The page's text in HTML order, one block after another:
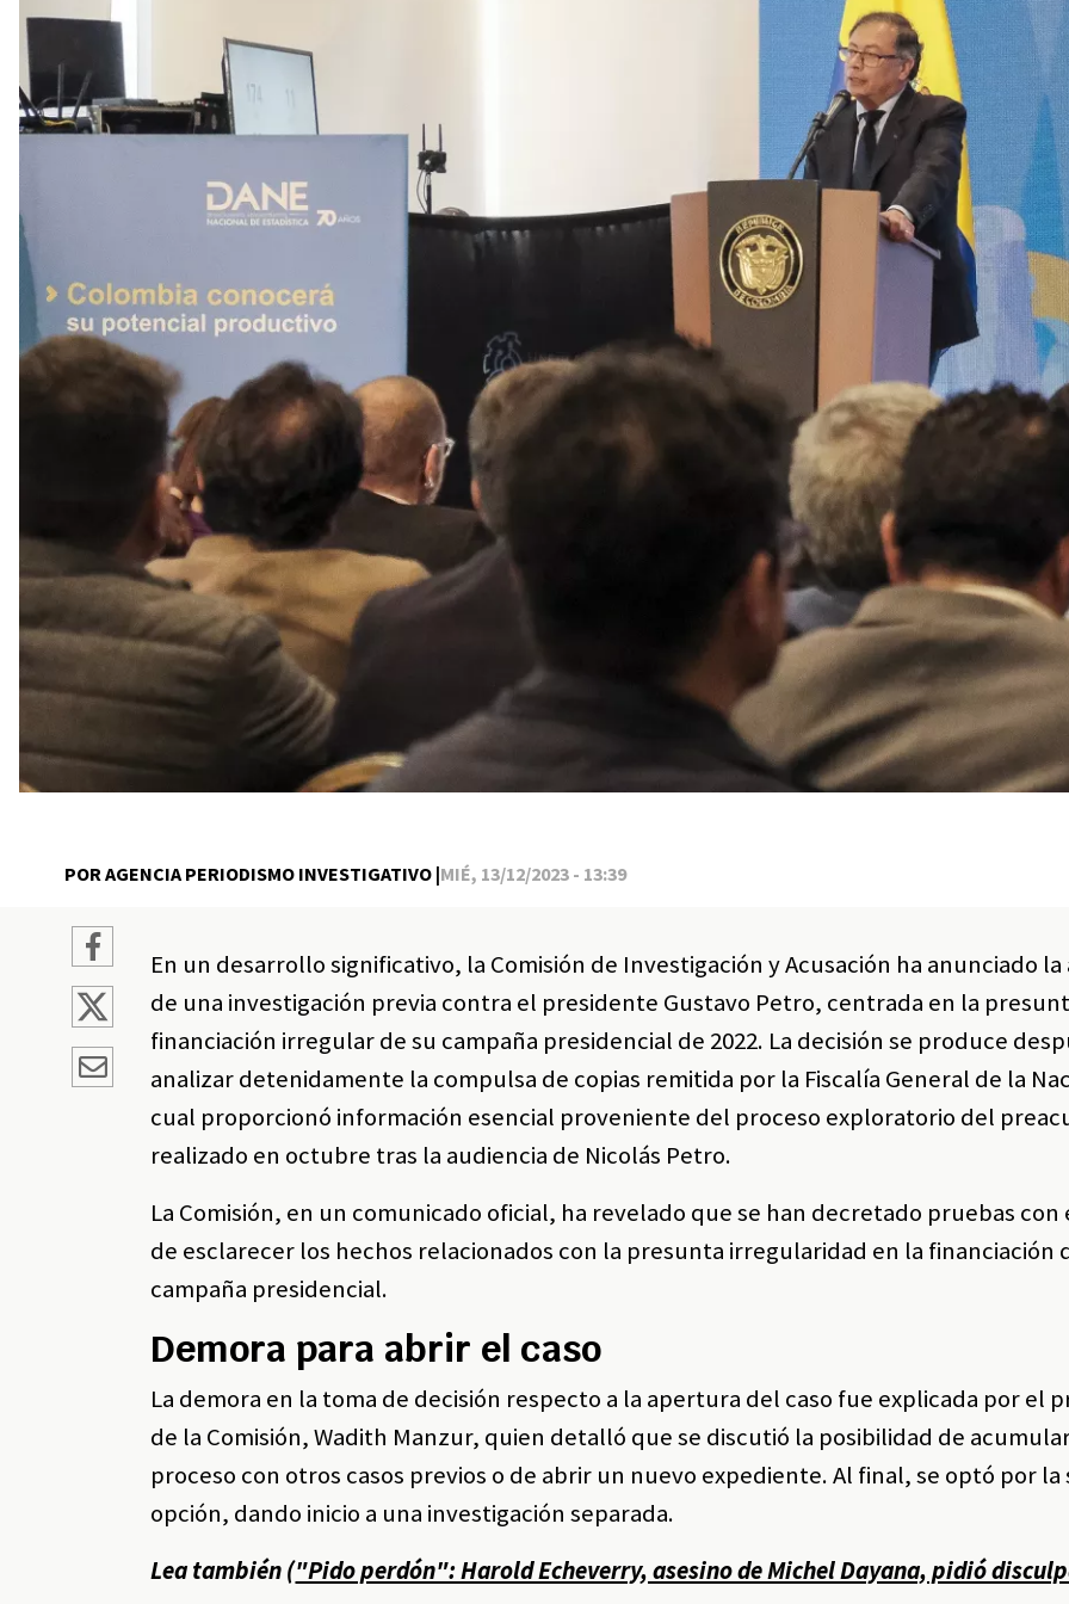
POR AGENCIA PERIODISMO INVESTIGATIVO |MIÉ, 13/12/2023 - 13:39
En un desarrollo significativo, la Comisión de Investigación y Acusación ha anunciado
de una investigación previa contra el presidente Gustavo Petro, centrada en la
financiación irregular de su campaña presidencial de 2022. La decisión se produce
analizar detenidamente la compulsa de copias remitida por la Fiscalía General de la
cual proporcionó información esencial proveniente del proceso exploratorio del
realizado en octubre tras la audiencia de Nicolás Petro.
La Comisión, en un comunicado oficial, ha revelado que se han decretado pruebas
de esclarecer los hechos relacionados con la presunta irregularidad en la financiación
campaña presidencial.
Demora para abrir el caso
La demora en la toma de decisión respecto a la apertura del caso fue explicada por el
de la Comisión, Wadith Manzur, quien detalló que se discutió la posibilidad de
proceso con otros casos previos o de abrir un nuevo expediente. Al final, se optó por la
opción, dando inicio a una investigación separada.
Lea también ("Pido perdón": Harold Echeverry, asesino de Michel Dayana, pidió